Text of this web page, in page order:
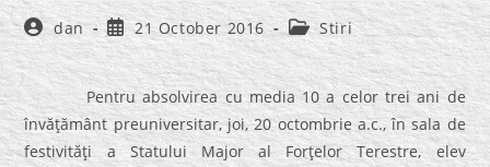
Post
author:
dan
Post
published:
21 October 2016
Post
category:
Stiri
Pentru absolvirea cu media 10 a celor trei ani de
învăţământ preuniversitar, joi, 20 octombrie a.c., în sala de
festivităţi a Statului Major al Forţelor Terestre, elev